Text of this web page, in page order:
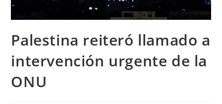
Palestina reiteró llamado a
intervención urgente de la
ONU